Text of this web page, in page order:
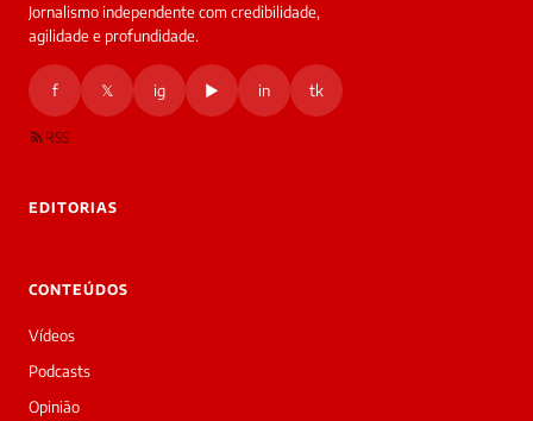
Boa
tarde!
Sou
a
Jornalismo independente com credibilidade,
agilidade e profundidade.
f 𝕏 ig ▶ in tk
RSS
EDITORIAS
CONTEÚDOS
Vídeos
Podcasts
Opinião